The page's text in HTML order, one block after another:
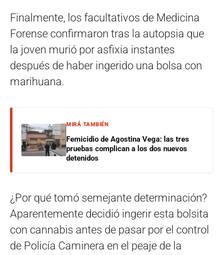
Finalmente, los facultativos de Medicina
Forense confirmaron tras la autopsia que
la joven murió por asfixia instantes
después de haber ingerido una bolsa con
marihuana.
MIRÁ TAMBIÉN
Femicidio de Agostina Vega: las tres
pruebas complican a los dos nuevos
detenidos
¿Por qué tomó semejante determinación?
Aparentemente decidió ingerir esta bolsita
con cannabis antes de pasar por el control
de Policía Caminera en el peaje de la